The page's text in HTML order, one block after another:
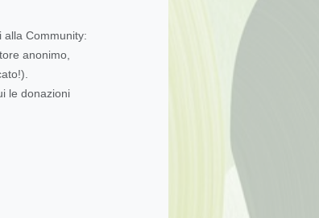
alla Community:
anonimo,
le donazioni